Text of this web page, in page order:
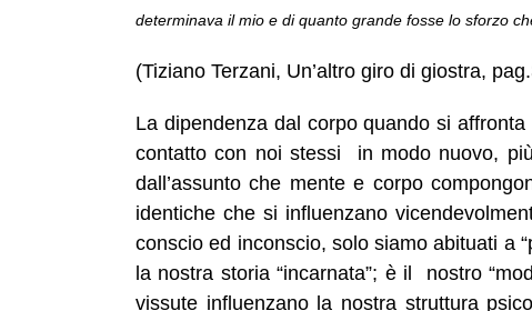
determinava il mio e di quanto grande fosse lo sforzo
(Tiziano Terzani, Un’altro giro di giostra,
La dipendenza dal corpo quando si
contatto con noi stessi in modo nuovo,
dall’assunto che mente e corpo
identiche che si influenzano
conscio ed inconscio, solo siamo abituati a
la nostra storia “incarnata”; è il nostro
vissute influenzano la nostra struttura